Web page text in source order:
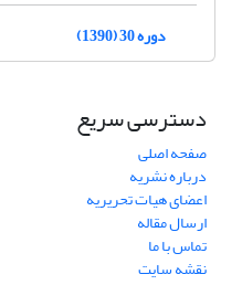
دوره 30 (1390)
دسترسی سریع
صفحه اصلی
درباره نشریه
اعضای هیات تحریریه
ارسال مقاله
تماس با ما
نقشه سایت